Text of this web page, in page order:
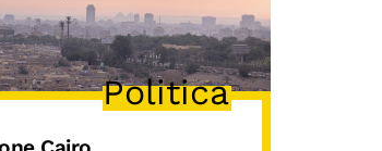
Politica